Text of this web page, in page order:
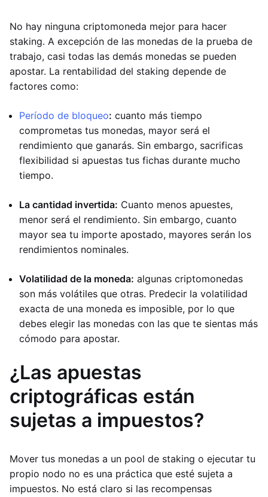
No hay ninguna criptomoneda mejor para hacer
staking. A excepción de las monedas de la prueba de
trabajo, casi todas las demás monedas se pueden
apostar. La rentabilidad del staking depende de
factores como:
Período de bloqueo: cuanto más tiempo
comprometas tus monedas, mayor será el
rendimiento que ganarás. Sin embargo, sacrificas
flexibilidad si apuestas tus fichas durante mucho
tiempo.
La cantidad invertida: Cuanto menos apuestes,
menor será el rendimiento. Sin embargo, cuanto
mayor sea tu importe apostado, mayores serán los
rendimientos nominales.
Volatilidad de la moneda: algunas criptomonedas
son más volátiles que otras. Predecir la volatilidad
exacta de una moneda es imposible, por lo que
debes elegir las monedas con las que te sientas más
cómodo para apostar.
¿Las apuestas
criptográficas están
sujetas a impuestos?
Mover tus monedas a un pool de staking o ejecutar tu
propio nodo no es una práctica que esté sujeta a
impuestos. No está claro si las recompensas